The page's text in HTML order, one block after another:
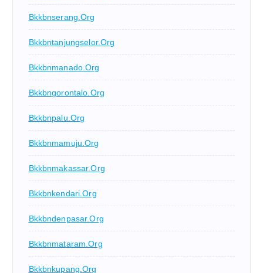
Bkkbnserang.org
Bkkbntanjungselor.org
Bkkbnmanado.org
Bkkbngorontalo.org
Bkkbnpalu.org
Bkkbnmamuju.org
Bkkbnmakassar.org
Bkkbnkendari.org
Bkkbndenpasar.org
Bkkbnmataram.org
Bkkbnkupang.org